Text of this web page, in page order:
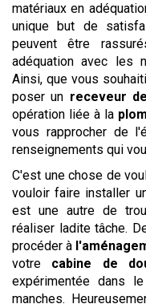
matériaux en
unique but de
peuvent être
adéquation avec les
Ainsi, que vous
poser un receveur
opération liée à la
vous rapprocher de
renseignements qui
C'est une chose de
vouloir faire installer
est une autre de
réaliser ladite tâche.
procéder à
votre cabine de
expérimentée dans
manches.